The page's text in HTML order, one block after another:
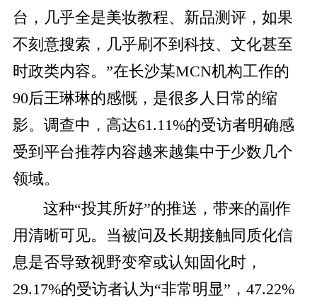
台，几乎全是美妆教程、新品测评，如果
不刻意搜索，几乎刷不到科技、文化甚至
时政类内容。”在长沙某MCN机构工作的
90后王琳琳的感慨，是很多人日常的缩
影。调查中，高达61.11%的受访者明确感
受到平台推荐内容越来越集中于少数几个
领域。
这种“投其所好”的推送，带来的副作
用清晰可见。当被问及长期接触同质化信
息是否导致视野变窄或认知固化时，
29.17%的受访者认为“非常明显”，47.22%